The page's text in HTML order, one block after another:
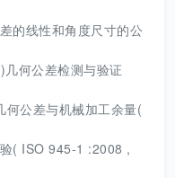
的线性和角度尺寸的公
何公差检测与验证
公差与机械加工余量(
( ISO 945-1 :2008 ,